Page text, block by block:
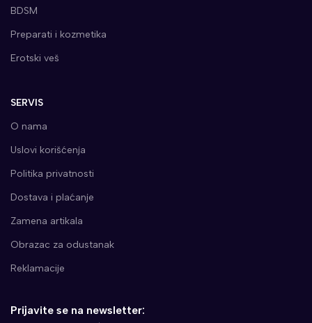
BDSM
Preparati i kozmetika
Erotski veš
SERVIS
O nama
Uslovi korišćenja
Politika privatnosti
Dostava i plaćanje
Zamena artikala
Obrazac za odustanak
Reklamacije
Prijavite se na newsletter: